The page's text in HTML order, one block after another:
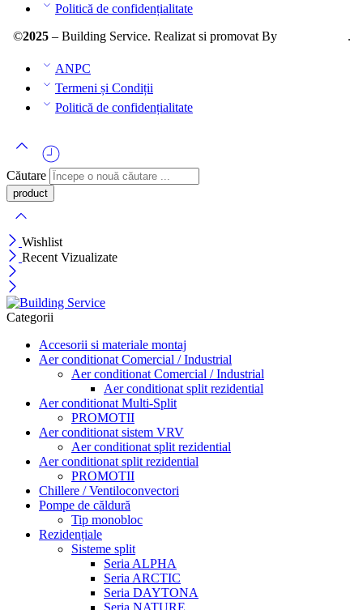
Politică de confidențialitate
©2025– Building Service. Realizat si promovat By .
ANPC
Termeni și Condiții
Politică de confidențialitate
Căutare
Wishlist
Recent Vizualizate
Categorii
Accesorii si materiale montaj
Aer conditionat Comercial / Industrial
Aer conditionat Comercial / Industrial
Aer conditionat split rezidential
Aer conditionat Multi-Split
PROMOTII
Aer conditionat sistem VRV
Aer conditionat split rezidential
Aer conditionat split rezidential
PROMOTII
Chillere / Ventiloconvectori
Pompe de căldură
Tip monobloc
Rezidențiale
Sisteme split
Seria ALPHA
Seria ARCTIC
Seria DAYTONA
Seria NATURE